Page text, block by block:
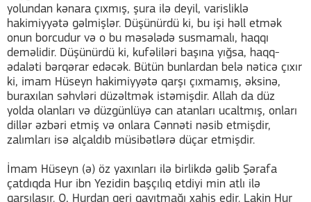
yolundan kənara çıxmış, şura ilə deyil, varisliklə
hakimiyyətə gəlmişlər. Düşünürdü ki, bu işi həll etmək
onun borcudur və o bu məsələdə susmamalı, haqqı
deməlidir. Düşünürdü ki, kufəliləri başına yığsa, haqq-
ədaləti bərqərar edəcək. Bütün bunlardan belə nəticə çıxır
ki, imam Hüseyn hakimiyyətə qarşı çıxmamış, əksinə,
buraxılan səhvləri düzəltmək istəmişdir. Allah da düz
yolda olanları və düzgünlüyə can atanları ucaltmış, onları
dillər əzbəri etmiş və onlara Cənnəti nəsib etmişdir,
zalımları isə alçaldıb müsibətlərə düçar etmişdir.
İmam Hüseyn (ə) öz yaxınları ilə birlikdə gəlib Şərafa
çatdıqda Hur ibn Yezidin başçılıq etdiyi min atlı ilə
qarşılaşır. O, Hurdan geri qayıtmağı xahiş edir. Lakin Hur